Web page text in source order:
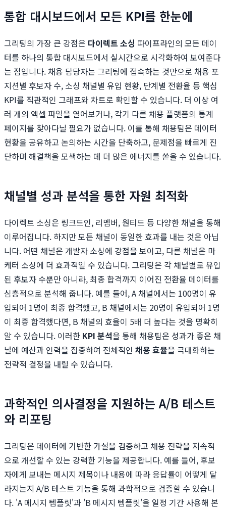
통합 대시보드에서 모든 KPI를 한눈에
그리팅의 가장 큰 강점은 다이렉트 소싱 파이프라인의 모든 데이
터를 하나의 통합 대시보드에서 실시간으로 시각화하여 보여준다
는 점입니다. 채용 담당자는 그리팅에 접속하는 것만으로 채용 포
지션별 후보자 수, 소싱 채널별 유입 현황, 단계별 전환율 등 핵심
KPI를 직관적인 그래프와 차트로 확인할 수 있습니다. 더 이상 여
러 개의 엑셀 파일을 열어보거나, 각기 다른 채용 플랫폼의 통계
페이지를 찾아다닐 필요가 없습니다. 이를 통해 채용팀은 데이터
현황을 공유하고 논의하는 시간을 단축하고, 문제점을 빠르게 진
단하며 해결책을 모색하는 데 더 많은 에너지를 쏟을 수 있습니다.
채널별 성과 분석을 통한 자원 최적화
다이렉트 소싱은 링크드인, 리멤버, 원티드 등 다양한 채널을 통해
이루어집니다. 하지만 모든 채널이 동일한 효과를 내는 것은 아닙
니다. 어떤 채널은 개발자 소싱에 강점을 보이고, 다른 채널은 마
케터 소싱에 더 효과적일 수 있습니다. 그리팅은 각 채널별로 유입
된 후보자 수뿐만 아니라, 최종 합격까지 이어진 전환율 데이터를
심층적으로 분석해 줍니다. 예를 들어, A 채널에서는 100명이 유
입되어 1명이 최종 합격했고, B 채널에서는 20명이 유입되어 1명
이 최종 합격했다면, B 채널의 효율이 5배 더 높다는 것을 명확히
알 수 있습니다. 이러한 KPI 분석을 통해 채용팀은 성과가 좋은 채
널에 예산과 인력을 집중하여 전체적인 채용 효율을 극대화하는
전략적 결정을 내릴 수 있습니다.
과학적인 의사결정을 지원하는 A/B 테스트
와 리포팅
그리팅은 데이터에 기반한 가설을 검증하고 채용 전략을 지속적
으로 개선할 수 있는 강력한 기능을 제공합니다. 예를 들어, 후보
자에게 보내는 메시지 제목이나 내용에 따라 응답률이 어떻게 달
라지는지 A/B 테스트 기능을 통해 과학적으로 검증할 수 있습니
다. 'A 메시지 템플릿'과 'B 메시지 템플릿'을 일정 기간 사용해 본